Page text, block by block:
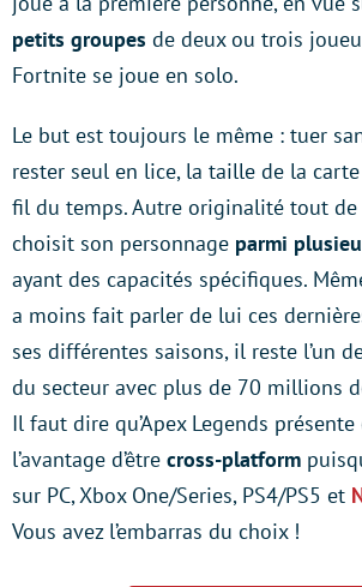
petits groupes de deux ou trois
Fortnite se joue en solo.
Le but est toujours le même : tuer
rester seul en lice, la taille de la
fil du temps. Autre originalité tout de
choisit son personnage parmi
ayant des capacités spécifiques.
a moins fait parler de lui ces
ses différentes saisons, il reste l’un
du secteur avec plus de 70 millions
Il faut dire qu’Apex Legends
l’avantage d’être cross-platform
sur PC, Xbox One/Series, PS4/PS5 et
Vous avez l’embarras du choix !